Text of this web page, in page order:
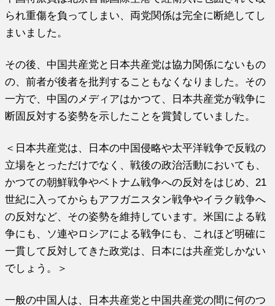
られ重傷を負ってしまい、両党関係は完全に断絶してし
まいました。
その後、中国共産党と日本共産党は協力関係にないもの
の、前者が後者を批判することもなくなりました。その
一方で、 中国のメディアはかつて、
日本共産党が戦争に
断固反対する姿勢を示したことを賞賛していま した。
＜日本共産党は、
日本の中国侵略や太平洋戦争で反戦の
立場をとっただけでなく、戦後の政治活動においても、
かつての朝鮮戦争やベトナム戦争への反対をはじめ、 21
世紀に入ってからもアフガニスタン戦争やイラク戦争へ
の反対など、その姿勢を維持しています。米国による戦
争にも、 ソ連やロシアによる戦争にも、 これほど明確に
一貫して反対してきた政党は、
日本には共産党しかない
でしょう。＞
一般の中国人は、 日本共産党と中国共産党の間に何のつ